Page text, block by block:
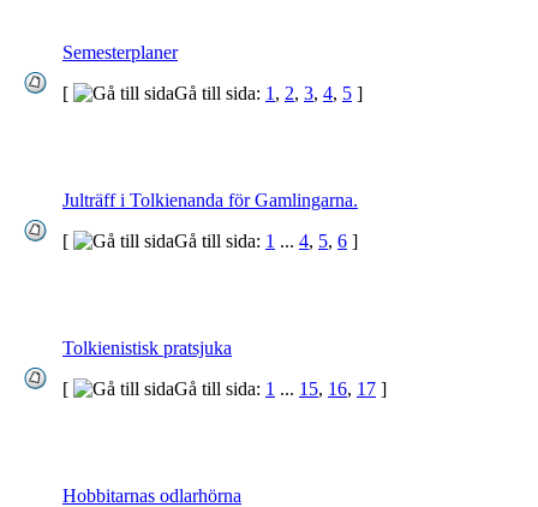
Semesterplaner
[
Gå till sida: 1 , 2, 3, 4, 5 ]
Julträff i Tolkienanda för Gamlingarna.
[
Gå till sida: 1 ... 4, 5, 6 ]
Tolkienistisk pratsjuka
[
Gå till sida: 1 ... 15, 16, 17 ]
Hobbitarnas odlarhörna